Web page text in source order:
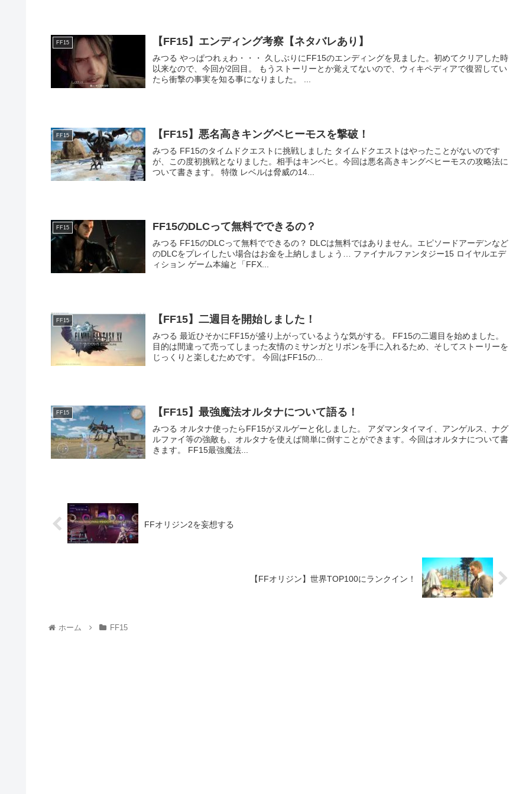
FF15 【FF15】エンディング考察【ネタバレあり】
みつる やっぱつれぇわ・・・ 久しぶりにFF15のエンディングを見ました。初めてクリアした時
以来なので、今回が2回目。 もうストーリーとか覚えてないので、ウィキペディアで復習してい
たら衝撃の事実を知る事になりました。 ...
FF15 【FF15】悪名高きキングベヒーモスを撃破！
みつる FF15のタイムドクエストに挑戦しました タイムドクエストはやったことがないのです
が、この度初挑戦となりました。相手はキンベヒ。今回は悪名高きキングベヒーモスの攻略法に
ついて書きます。 特徴 レベルは脅威の14...
FF15 FF15のDLCって無料でできるの？
みつる FF15のDLCって無料でできるの？ DLCは無料ではありません。エピソードアーデンなど
のDLCをプレイしたい場合はお金を上納しましょう… ファイナルファンタジー15 ロイヤルエデ
ィション ゲーム本編と「FFX...
FF15 【FF15】二週目を開始しました！
みつる 最近ひそかにFF15が盛り上がっているような気がする。 FF15の二週目を始めました。
目的は間違って売ってしまった友情のミサンガとリボンを手に入れるため、そしてストーリーを
じっくりと楽しむためです。 今回はFF15の...
FF15 【FF15】最強魔法オルタナについて語る！
みつる オルタナ使ったらFF15がヌルゲーと化しました。 アダマンタイマイ、アンゲルス、ナグ
ルファイ等の強敵も、オルタナを使えば簡単に倒すことができます。今回はオルタナについて書
きます。 FF15最強魔法...
FFオリジン2を妄想する
【FFオリジン】世界TOP100にランクイン！
ホーム FF15